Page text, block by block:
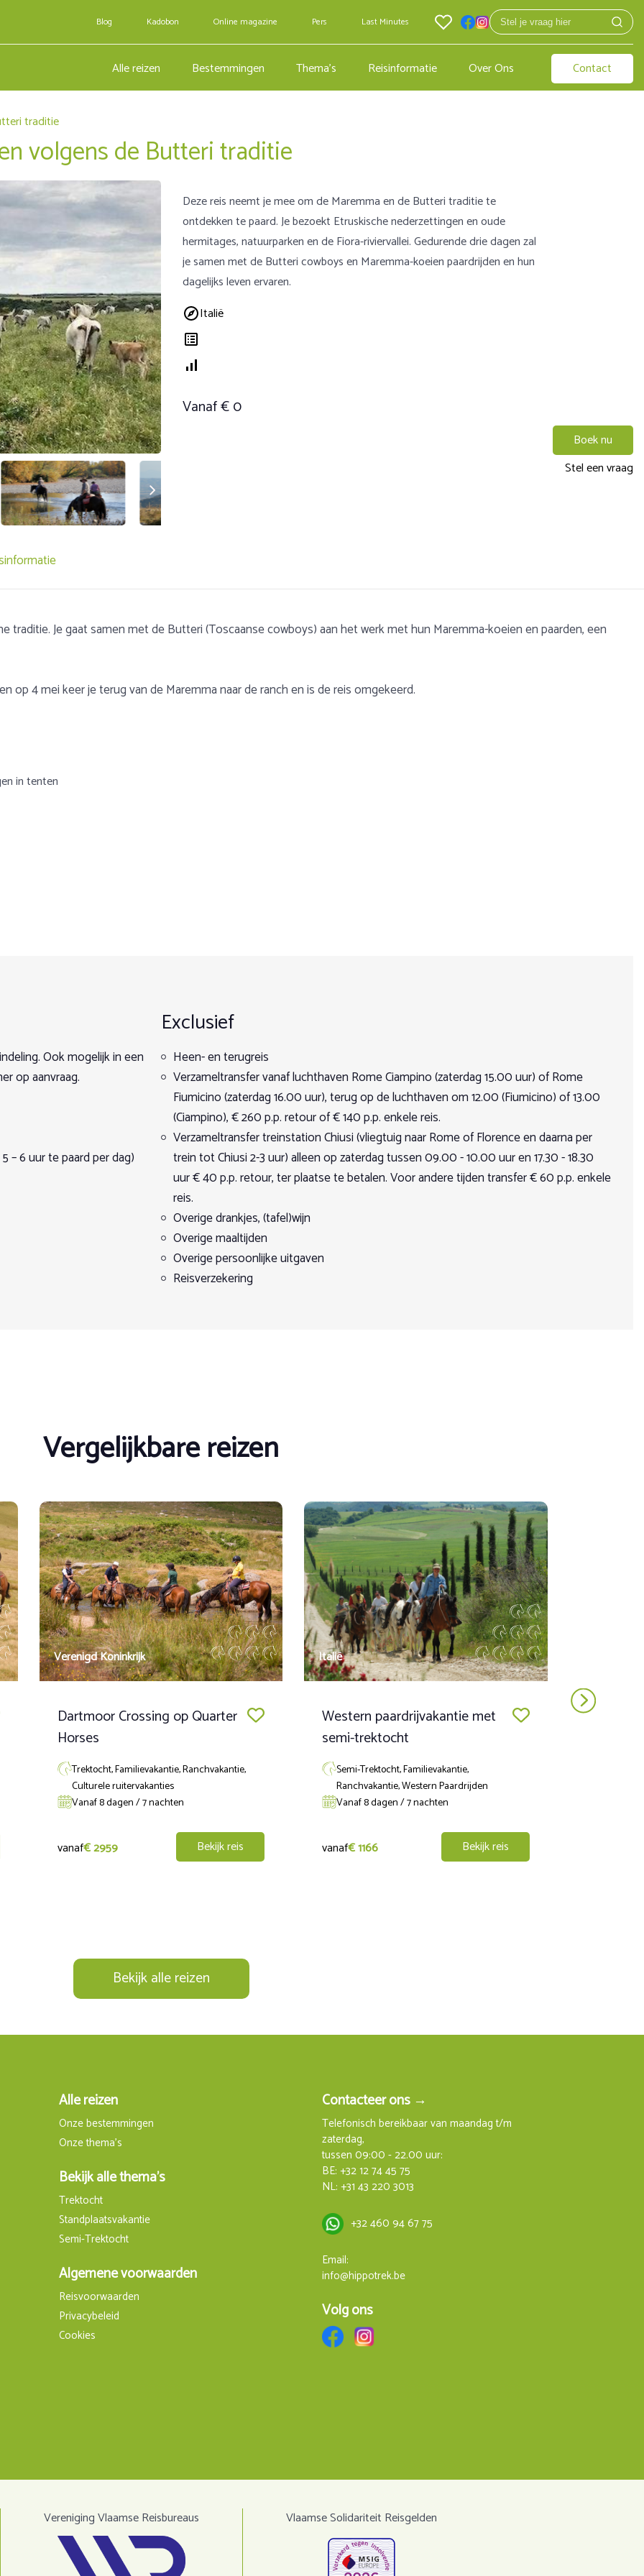
Blog Kadobon Online magazine Pers Last Minutes
Alle reizen Bestemmingen Thema's Reisinformatie Over Ons Contact
traditie
volgens de Butteri traditie
Deze reis neemt je mee om de Maremma en de Butteri traditie te
ontdekken te paard. Je bezoekt Etruskische nederzettingen en oude
hermitages, natuurparken en de Fiora-riviervallei. Gedurende drie dagen zal
je samen met de Butteri cowboys en Maremma-koeien paardrijden en hun
dagelijks leven ervaren.
Italië
Vanaf € 0
Boek nu
Stel een vraag
traditie. Je gaat samen met de Butteri (Toscaanse cowboys) aan het werk met hun Maremma-koeien en paarden, een
op 4 mei keer je terug van de Maremma naar de ranch en is de reis omgekeerd.
in tenten
terug naar ranch. Deze eerste dag is erg belangrijk, het is een kwestie van "de groep samenstellen", van het controleren
reisuitrusting, de manier en gedragsregels bij het reizen te paard.
lange rit in de ochtend en een kortere rit in de middag, voor een totaal van vijf of zes uur per dag.
de heersende weersomstandigheden of om technische redenen.
de Maremma
terug naar de ranch
en diner worden geserveerd in de landhuizen.
gloednieuw zijn (vooral schoenen), aangezien nieuwe uitrusting vaak onaangename verrassingen met zich meebrengt. Het
bij het lopen, met een harde zool die een goed contact tussen voet en stijgbeugel mogelijk maakt. Schoenen met een
broek moet comfortabel en robuust zijn. Mogelijk heb je ook een regenjas, een hoed ter bescherming, een draagbare
avond dien je een lichte trui mee te nemen. De spullen bij elkaar mogen niet te groot zijn, aangezien er weinig ruimte is op
een hard oppervlak. De gids kan basismedicijnen verstrekken en zal tijdens de trekking een EHBO-doos meenemen.
nodig is, moeten vóór vertrek op de trektocht onder de aandacht van de gids worden gebracht. Mensen met een allergie
zijn voor gewone medicijnen.
Sardinië je met een bloemenpracht op de uitgestrekte velden. Maar ook Oleanders, olijf-, eucalyptus- en
Ook mogelijk in een
op aanvraag.
– 6 uur te paard per dag)
Exclusief
Heen- en terugreis
Verzameltransfer vanaf luchthaven Rome Ciampino (zaterdag 15.00 uur) of Rome
Fiumicino (zaterdag 16.00 uur), terug op de luchthaven om 12.00 (Fiumicino) of 13.00
(Ciampino), € 260 p.p. retour of € 140 p.p. enkele reis.
Verzameltransfer treinstation Chiusi (vliegtuig naar Rome of Florence en daarna per
trein tot Chiusi 2-3 uur) alleen op zaterdag tussen 09.00 - 10.00 uur en 17.30 - 18.30
uur € 40 p.p. retour, ter plaatse te betalen. Voor andere tijden transfer € 60 p.p. enkele
reis.
Overige drankjes, (tafel)wijn
Overige maaltijden
Overige persoonlijke uitgaven
Reisverzekering
Vergelijkbare reizen
Verenigd Koninkrijk
Dartmoor Crossing op Quarter
Horses
Trektocht, Familievakantie, Ranchvakantie,
Culturele ruitervakanties
Vanaf 8 dagen / 7 nachten
vanaf€ 2959 Bekijk reis
Italië
Western paardrijvakantie met
semi-trektocht
Semi-Trektocht, Familievakantie,
Ranchvakantie, Western Paardrijden
Vanaf 8 dagen / 7 nachten
vanaf€ 1166 Bekijk reis
Western
Bekijk alle reizen
Alle reizen
Onze bestemmingen
Onze thema's
Bekijk alle thema's
Trektocht
Standplaatsvakantie
Semi-Trektocht
Algemene voorwaarden
Reisvoorwaarden
Privacybeleid
Cookies
Contacteer ons →
Telefonisch bereikbaar van maandag t/m
zaterdag,
tussen 09:00 - 22.00 uur:
BE: +32 12 74 45 75
NL: +31 43 220 3013
+32 460 94 67 75
Email:
info@hippotrek.be
Volg ons
Vereniging Vlaamse Reisbureaus Vlaamse Solidariteit Reisgelden